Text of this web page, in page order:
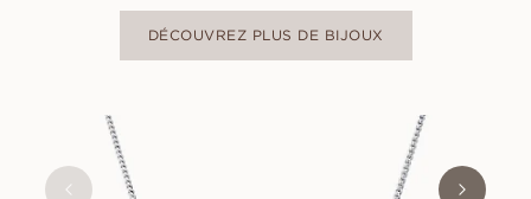
DÉCOUVREZ PLUS DE BIJOUX